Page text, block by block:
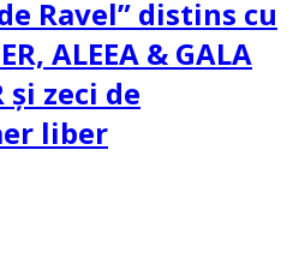
Ravel” distins cu
ALEEA & GALA
și zeci de
liber